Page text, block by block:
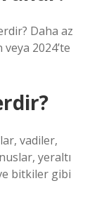
Daha az
2024’te
vadiler,
yeraltı
bitkiler gibi